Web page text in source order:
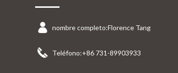
nombre completo:Florence Tang
Teléfono:+86 731-89903933